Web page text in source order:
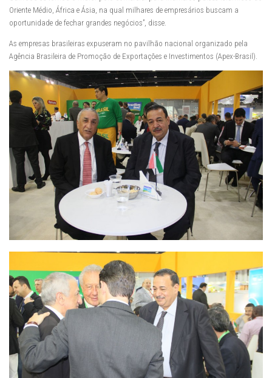
Oriente Médio, África e Ásia, na qual milhares de empresários buscam a
oportunidade de fechar grandes negócios”, disse.
As empresas brasileiras expuseram no pavilhão nacional organizado pela
Agência Brasileira de Promoção de Exportações e Investimentos (Apex-Brasil).